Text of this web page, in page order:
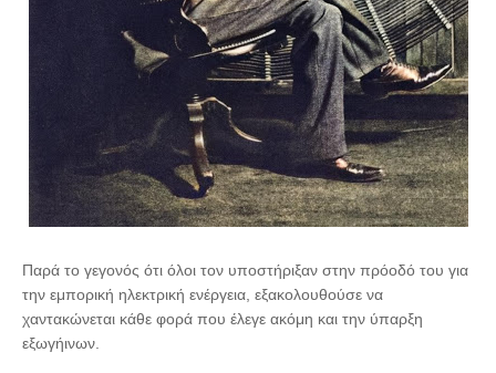
Παρά το γεγονός ότι όλοι τον υποστήριξαν στην πρόοδό του για
την εμπορική ηλεκτρική ενέργεια, εξακολουθούσε να
χαντακώνεται κάθε φορά που έλεγε ακόμη και την ύπαρξη
εξωγήινων.